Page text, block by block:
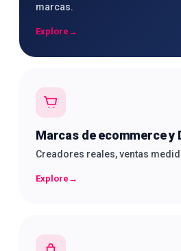
marcas.
Explore →
Marcas de ecommerce y
Creadores reales, ventas
Explore →